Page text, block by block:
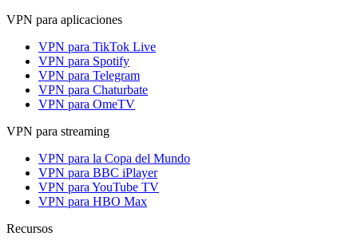
VPN para aplicaciones
VPN para TikTok Live
VPN para Spotify
VPN para Telegram
VPN para Chaturbate
VPN para OmeTV
VPN para streaming
VPN para la Copa del Mundo
VPN para BBC iPlayer
VPN para YouTube TV
VPN para HBO Max
Recursos